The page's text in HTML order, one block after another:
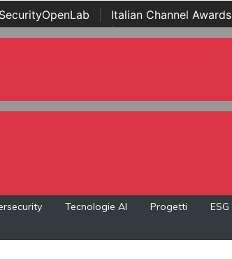
SecurityOpenLab Italian Channel Awards
Awards | ...
Tecnologie AI Progetti ESG